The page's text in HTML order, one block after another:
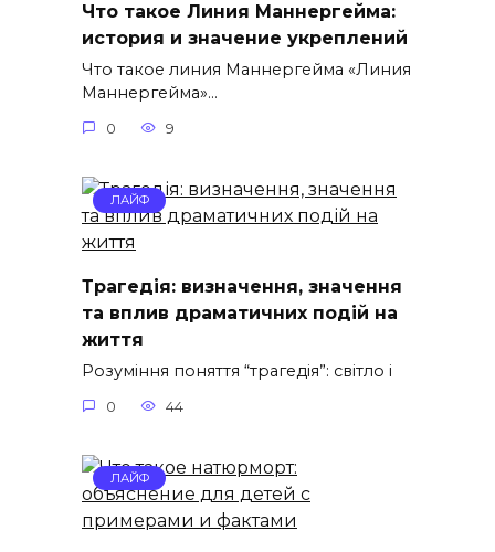
Что такое Линия Маннергейма:
история и значение укреплений
Что такое линия Маннергейма «Линия
Маннергейма»…
0 9
ЛАЙФ
Трагедія: визначення, значення
та вплив драматичних подій на
життя
Розуміння поняття “трагедія”: світло і
0 44
ЛАЙФ